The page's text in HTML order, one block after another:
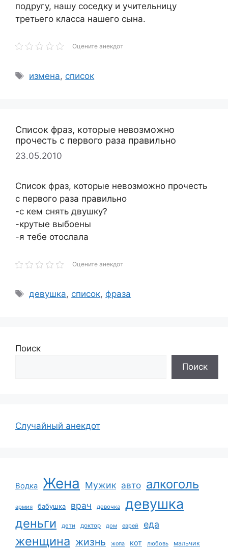
подругу, нашу соседку и учительницу
третьего класса нашего сына.
Оцените анекдот
Метки
измена, список
Список фраз, которые невозможно
прочесть с первого раза правильно
23.05.2010
Список фраз, которые невозможно прочесть
с первого раза правильно
-с кем снять двушку?
-крутые выбоены
-я тебе отослала
Оцените анекдот
Метки
девушка, список, фраза
Поиск
Поиск
Случайный анекдот
Водка Жена Мужик авто алкоголь
армия бабушка врач девочка девушка
деньги дети доктор дом еврей еда
женщина жизнь жопа кот любовь мальчик